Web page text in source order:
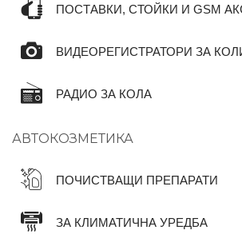
ПОСТАВКИ, СТОЙКИ И GSM
ВИДЕОРЕГИСТРАТОРИ ЗА
РАДИО ЗА КОЛА
АВТОКОЗМЕТИКА
ПОЧИСТВАЩИ ПРЕПАРАТИ
ЗА КЛИМАТИЧНА УРЕДБА